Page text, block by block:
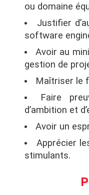
ou domaine
Justifier
software
Avoir au
gestion de
Maîtriser le
Faire
d’ambition et
Avoir un
Apprécier
stimulants.